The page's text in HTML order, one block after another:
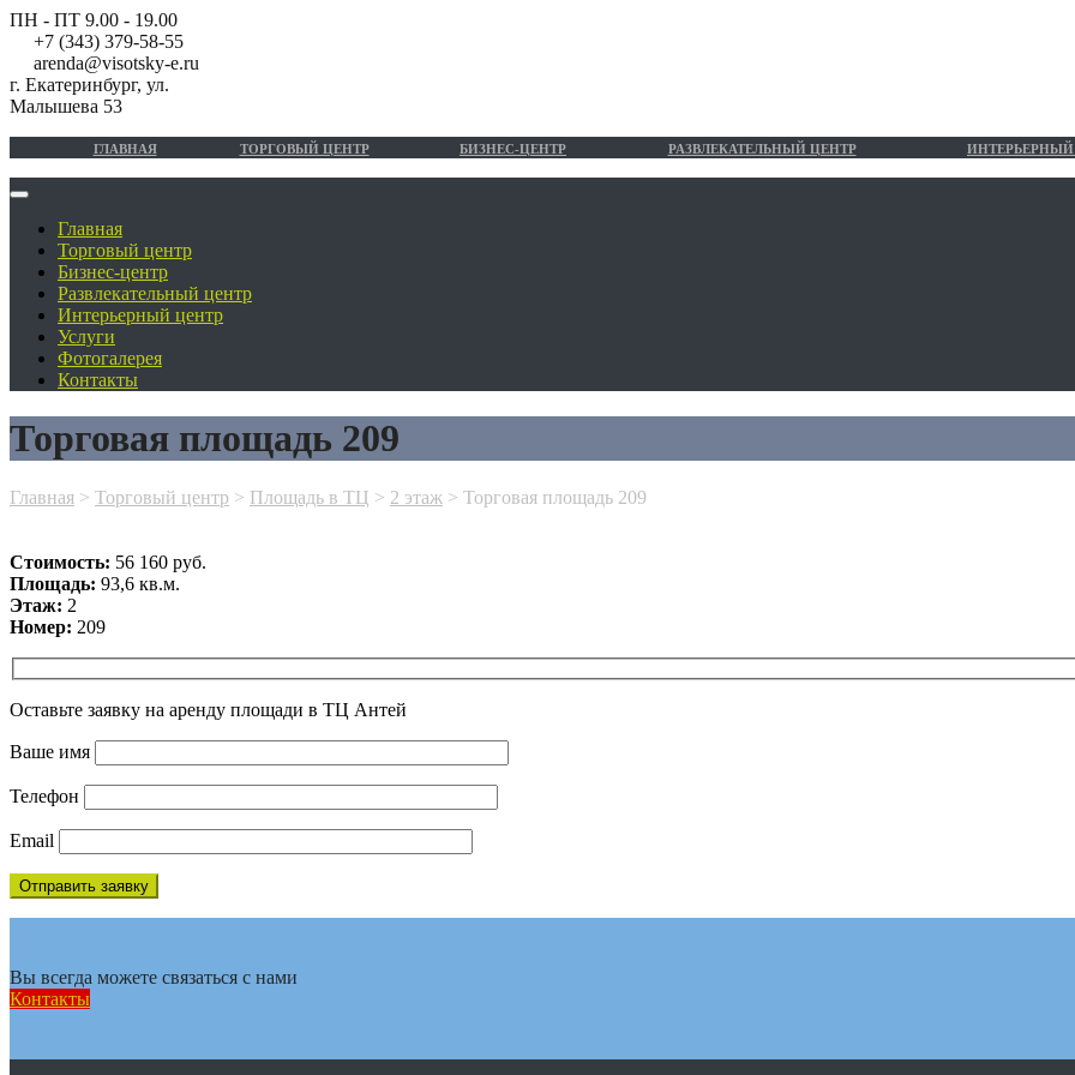
ПН - ПТ 9.00 - 19.00
+7 (343) 379-58-55
arenda@visotsky-e.ru
г. Екатеринбург, ул.
Малышева 53
ГЛАВНАЯ ТОРГОВЫЙ ЦЕНТР БИЗНЕС-ЦЕНТР РАЗВЛЕКАТЕЛЬНЫЙ ЦЕНТР ИНТЕРЬЕРНЫЙ
Главная
Торговый центр
Бизнес-центр
Развлекательный центр
Интерьерный центр
Услуги
Фотогалерея
Контакты
Торговая площадь 209
Главная > Торговый центр > Площадь в ТЦ > 2 этаж > Торговая площадь 209
Стоимость: 56 160 руб.
Площадь: 93,6 кв.м.
Этаж: 2
Номер: 209
Оставьте заявку на аренду площади в ТЦ Антей
Ваше имя
Телефон
Email
Вы всегда можете связаться с нами
Контакты